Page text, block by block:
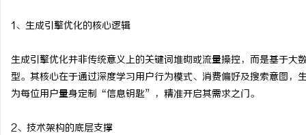
1、生成引擎优化的核心逻辑
生成引擎优化并非传统意义上的关键词堆砌或流量操控，而是基于
型。其核心在于通过深度学习用户行为模式、消费偏好及搜索意图
为每位用户量身定制“信息钥匙”，精准开启其需求之门。
2、技术架构的底层支撑